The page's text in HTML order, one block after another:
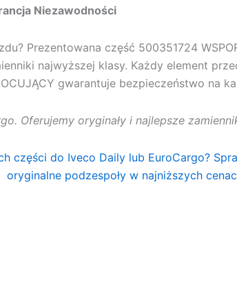
Niezawodności
Prezentowana część 500351724
najwyższej klasy. Każdy element
gwarantuje bezpieczeństwo na
Oferujemy oryginały i najlepsze